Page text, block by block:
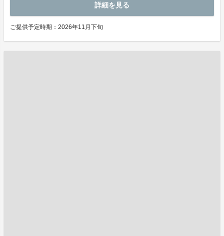
詳細を見る
ご提供予定時期：2026年11月下旬